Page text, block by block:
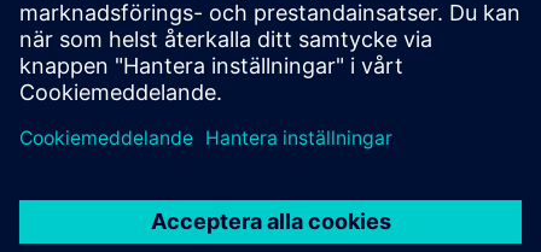
mot skadliga handlingar.
Läs mer